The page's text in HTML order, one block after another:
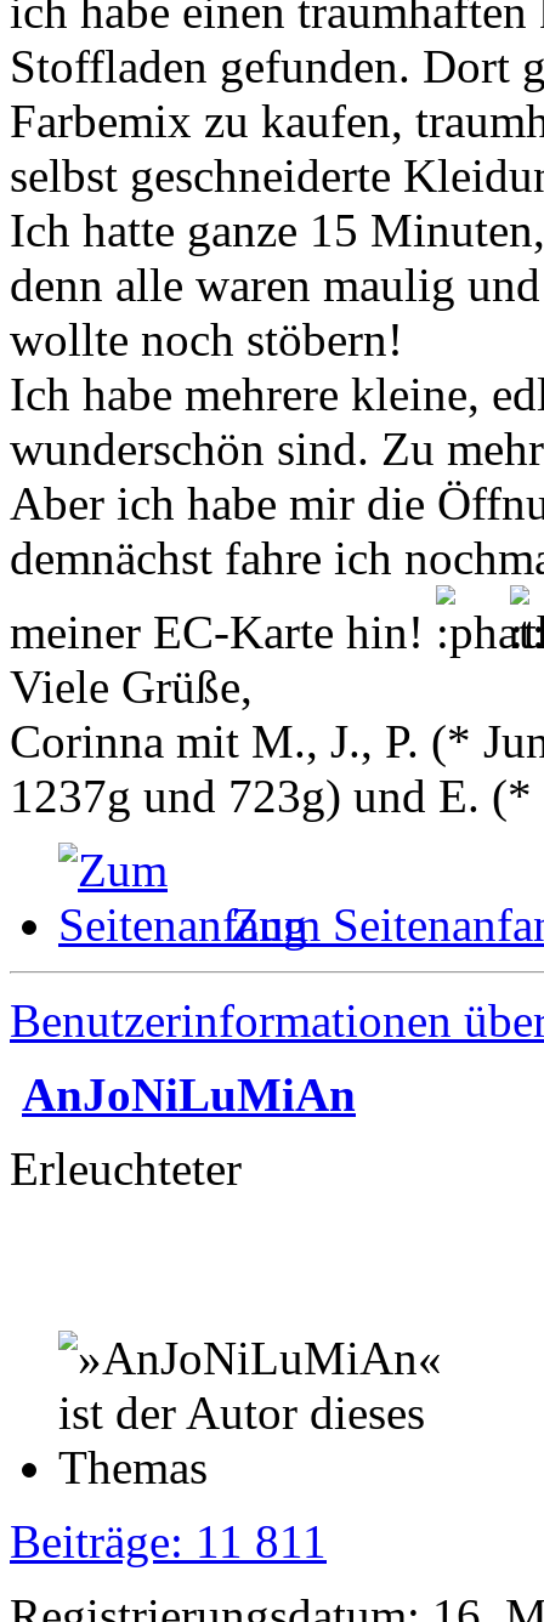
ich habe einen
Stoffladen gefunden. Dort
Farbemix zu kaufen,
selbst geschneiderte
Ich hatte ganze 15
denn alle waren maulig
wollte noch stöbern!
Ich habe mehrere kleine,
wunderschön sind. Zu
Aber ich habe mir die
demnächst fahre ich
meiner EC-Karte hin!
Viele Grüße,
Corinna mit M., J., P. (*
1237g und 723g) und E. (*
Zum
Benutzerinformationen
AnJoNiLuMiAn
Erleuchteter
Beiträge: 11 811